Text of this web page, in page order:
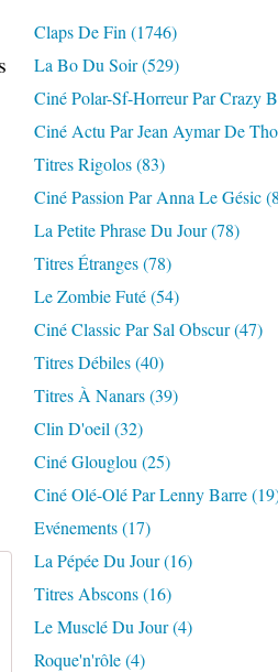
Claps De Fin (1746)
La Bo Du Soir(529)
Ciné Polar-Sf-Horreur Par Crazy
Ciné Actu Par Jean Aymar De
Titres Rigolos(83)
Ciné Passion Par Anna Le Gésic
La Petite Phrase Du Jour(78)
Titres Étranges(78)
Le Zombie Futé(54)
Ciné Classic Par Sal Obscur(47)
Titres Débiles(40)
Titres À Nanars(39)
Clin D'oeil (32)
Ciné Glouglou (25)
Ciné Olé-Olé Par Lenny Barre
Evénements(17)
La Pépée Du Jour(16)
Titres Abscons(16)
Le Musclé Du Jour(4)
Roque'n'rôle(4)